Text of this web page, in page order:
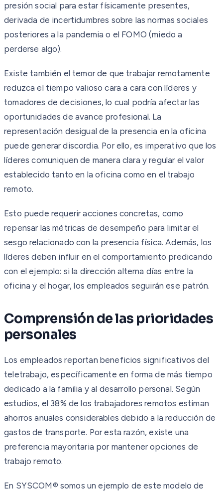
presión social para estar físicamente presentes,
derivada de incertidumbres sobre las normas sociales
posteriores a la pandemia o el FOMO (miedo a
perderse algo).
Existe también el temor de que trabajar remotamente
reduzca el tiempo valioso cara a cara con líderes y
tomadores de decisiones, lo cual podría afectar las
oportunidades de avance profesional. La
representación desigual de la presencia en la oficina
puede generar discordia. Por ello, es imperativo que los
líderes comuniquen de manera clara y regular el valor
establecido tanto en la oficina como en el trabajo
remoto.
Esto puede requerir acciones concretas, como
repensar las métricas de desempeño para limitar el
sesgo relacionado con la presencia física. Además, los
líderes deben influir en el comportamiento predicando
con el ejemplo: si la dirección alterna días entre la
oficina y el hogar, los empleados seguirán ese patrón.
Comprensión de las prioridades
personales
Los empleados reportan beneficios significativos del
teletrabajo, específicamente en forma de más tiempo
dedicado a la familia y al desarrollo personal. Según
estudios, el 38% de los trabajadores remotos estiman
ahorros anuales considerables debido a la reducción de
gastos de transporte. Por esta razón, existe una
preferencia mayoritaria por mantener opciones de
trabajo remoto.
En SYSCOM® somos un ejemplo de este modelo de